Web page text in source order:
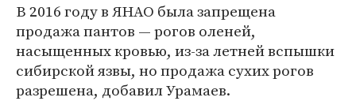
В 2016 году в ЯНАО была запрещена
продажа пантов — рогов оленей,
насыщенных кровью, из-за летней вспышки
сибирской язвы, но продажа сухих рогов
разрешена, добавил Урамаев.